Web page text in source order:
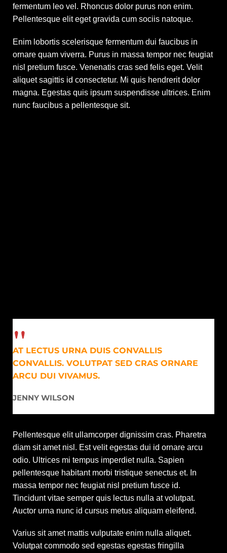
fermentum leo vel. Rhoncus dolor purus non enim.
Pellentesque elit eget gravida cum sociis natoque.
Enim lobortis scelerisque fermentum dui faucibus in
ornare quam viverra. Purus in massa tempor nec feugiat
nisl pretium fusce. Venenatis cras sed felis eget. Velit
aliquet sagittis id consectetur. Mi quis hendrerit dolor
magna. Egestas quis ipsum suspendisse ultrices. Enim
nunc faucibus a pellentesque sit.
AT LECTUS URNA DUIS CONVALLIS
CONVALLIS. VOLUTPAT SED CRAS ORNARE
ARCU DUI VIVAMUS.
JENNY WILSON
Pellentesque elit ullamcorper dignissim cras. Pharetra
diam sit amet nisl. Est velit egestas dui id ornare arcu
odio. Ultrices mi tempus imperdiet nulla. Sapien
pellentesque habitant morbi tristique senectus et. In
massa tempor nec feugiat nisl pretium fusce id.
Tincidunt vitae semper quis lectus nulla at volutpat.
Auctor urna nunc id cursus metus aliquam eleifend.
Varius sit amet mattis vulputate enim nulla aliquet.
Volutpat commodo sed egestas egestas fringilla